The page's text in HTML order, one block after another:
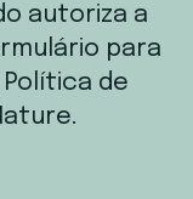
autoriza a
para
de